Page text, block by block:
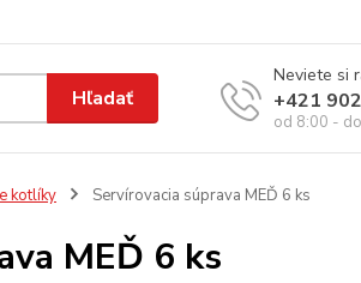
Hľadať
Neviete si
+421
od 8:00 -
kotlíky Servírovacia súprava MEĎ 6 ks
MEĎ 6 ks